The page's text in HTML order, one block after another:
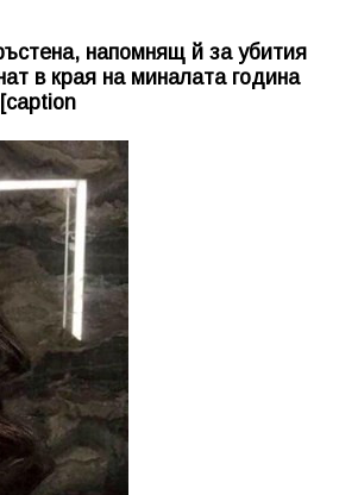
напомнящ й за убития
в края на миналата година